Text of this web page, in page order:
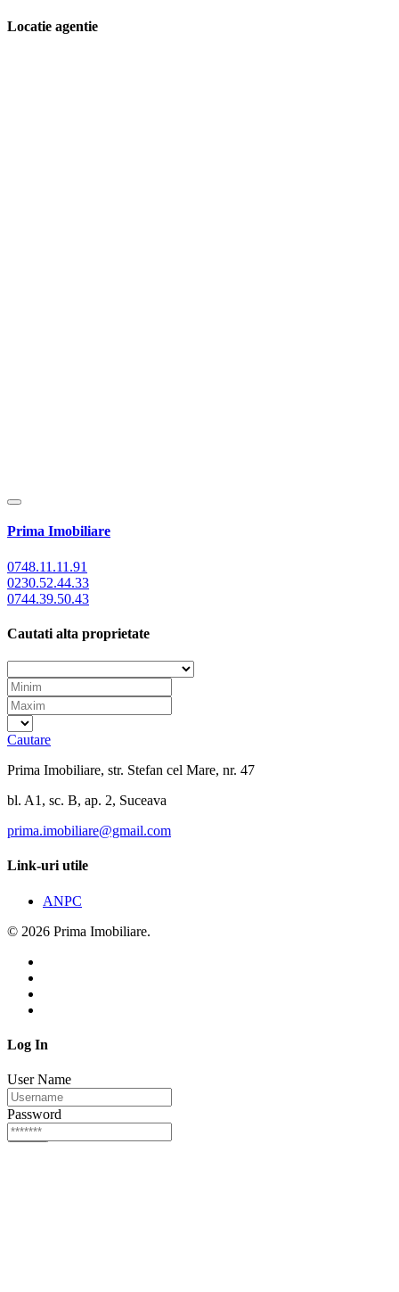
Locatie agentie
Prima Imobiliare
0748.11.11.91
0230.52.44.33
0744.39.50.43
Cautati alta proprietate
Cautare
Prima Imobiliare, str. Stefan cel Mare, nr. 47
bl. A1, sc. B, ap. 2, Suceava
prima.imobiliare@gmail.com
Link-uri utile
ANPC
© 2026 Prima Imobiliare.
Log In
User Name
Password